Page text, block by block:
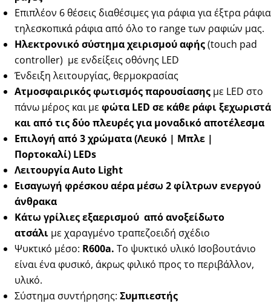
Επιπλέον 6 θέσεις διαθέσιμες για ράφια για έξτρα ράφια
τηλεσκοπικά ράφια από όλο το range των ραφιών μας.
Ηλεκτρονικό σύστημα χειρισμού αφής(touch pad
controller) με ενδείξεις οθόνης LED
Ένδειξη λειτουργίας, θερμοκρασίας
Ατμοσφαιρικός φωτισμός παρουσίασης με LED στο
πάνω μέρος και με φώτα LED σε κάθε ράφι ξεχωριστά
και από τις δύο πλευρές για μοναδικό αποτέλεσμα
Επιλογή από 3 χρώματα (Λευκό | Μπλε |
Πορτοκαλί) LEDs
Λειτουργία Auto Light
Εισαγωγή φρέσκου αέρα μέσω 2 φίλτρων ενεργού
άνθρακα
Kάτω γρίλιες εξαερισμού από ανοξείδωτο
ατσάλι με χαραγμένο τραπεζοειδή σχέδιο
Ψυκτικό μέσο: R600a. Το ψυκτικό υλικό Ισοβουτάνιο
είναι ένα φυσικό, άκρως φιλικό προς το περιβάλλον,
υλικό.
Σύστημα συντήρησης: Συμπιεστής